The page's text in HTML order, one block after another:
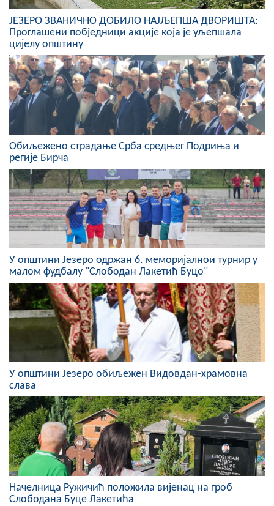
СКУПШТИНА
Статут Општине
Скупштинско вијеће општине језеро
Састав Скупштине
Службени Гласници
ОПШТИНСКА УПРАВА
ИНФО
Вијести
Активности
Јавни позиви
Обавјештења
Заштита од пожара
COVID 19
Геоистраживања
ПРИВРЕДА
Пољопривреда
Туризам
Спорт
ЈЕЗЕРО ЗВАНИЧНО ДОБИЛО НАЈЉЕПША ДВОРИШТА:
Проглашени побједници акције која је уљепшала
цијелу општину
Обиљежено страдање Срба средњег Подриња и
регије Бирча
У општини Језеро одржан 6. меморијалнои турнир у
малом фудбалу "Слободан Лакетић Буцо"
У општини Језеро обиљежен Видовдан-храмовна
слава
Начелница Ружичић положила вијенац на гроб
Слободана Буце Лакетића